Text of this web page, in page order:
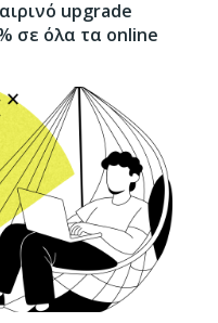
upgrade
σε όλα τα online